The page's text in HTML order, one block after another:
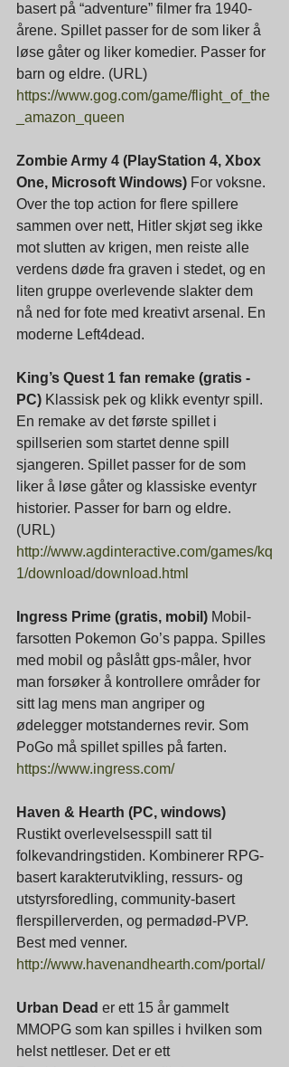
basert på “adventure” filmer fra 1940-
årene. Spillet passer for de som liker å
løse gåter og liker komedier. Passer for
barn og eldre. (URL)
https://www.gog.com/game/flight_of_the
_amazon_queen
Zombie Army 4 (PlayStation 4, Xbox
One, Microsoft Windows) For voksne.
Over the top action for flere spillere
sammen over nett, Hitler skjøt seg ikke
mot slutten av krigen, men reiste alle
verdens døde fra graven i stedet, og en
liten gruppe overlevende slakter dem
nå ned for fote med kreativt arsenal. En
moderne Left4dead.
King’s Quest 1 fan remake (gratis -
PC) Klassisk pek og klikk eventyr spill.
En remake av det første spillet i
spillserien som startet denne spill
sjangeren. Spillet passer for de som
liker å løse gåter og klassiske eventyr
historier. Passer for barn og eldre.
(URL)
http://www.agdinteractive.com/games/kq
1/download/download.html
Ingress Prime (gratis, mobil) Mobil-
farsotten Pokemon Go’s pappa. Spilles
med mobil og påslått gps-måler, hvor
man forsøker å kontrollere områder for
sitt lag mens man angriper og
ødelegger motstandernes revir. Som
PoGo må spillet spilles på farten.
https://www.ingress.com/
Haven & Hearth (PC, windows)
Rustikt overlevelsesspill satt til
folkevandringstiden. Kombinerer RPG-
basert karakterutvikling, ressurs- og
utstyrsforedling, community-basert
flerspillerverden, og permadød-PVP.
Best med venner.
http://www.havenandhearth.com/portal/
Urban Dead er ett 15 år gammelt
MMOPG som kan spilles i hvilken som
helst nettleser. Det er ett